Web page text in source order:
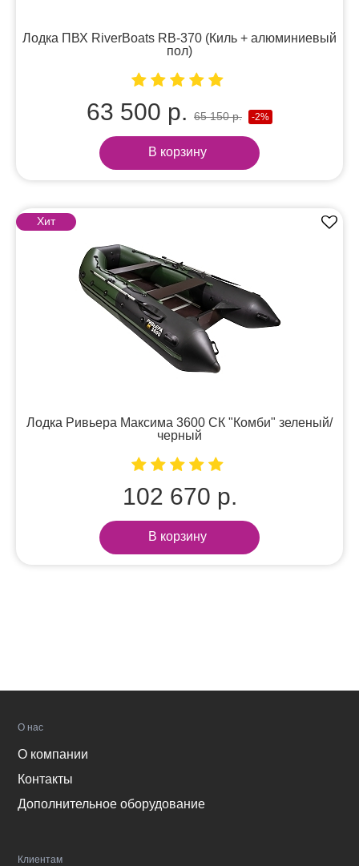
Лодка ПВХ RiverBoats RB-370 (Киль + алюминиевый
пол)
63 500 р. 65 150 р. -2%
В корзину
Хит
Лодка Ривьера Максима 3600 СК "Комби" зеленый/
черный
102 670 р.
В корзину
О нас
О компании
Контакты
Дополнительное оборудование
Клиентам